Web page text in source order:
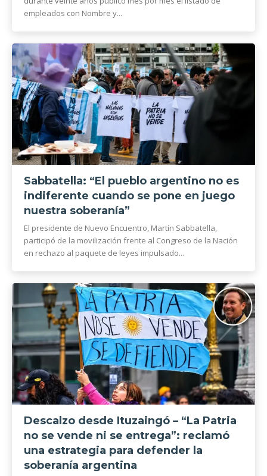
empleados con Nombre y...
Sabbatella: “El pueblo argentino no es
indiferente cuando se pone en juego
nuestra soberanía”
El presidente de Nuevo Encuentro, Martín Sabbatella,
participó de la movilización frente al Congreso de la Nación
en rechazo al paquete de leyes impulsado...
Descalzo desde Ituzaingó – “La Patria
no se vende ni se entrega”: reclamó
una estrategia para defender la
soberanía argentina